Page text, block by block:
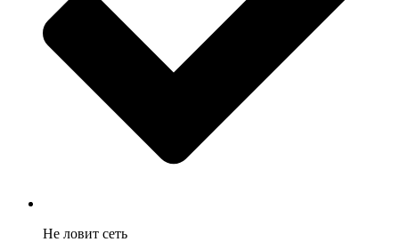
Не ловит сеть